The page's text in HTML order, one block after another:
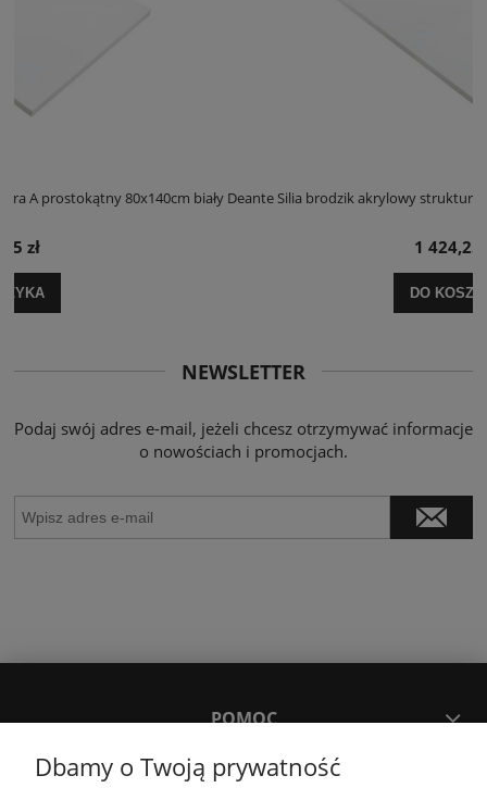
Deante Silia brodzik akrylowy struktura A prostokątny 100x120cm
NEWSLETTER
Podaj swój adres e-mail, jeżeli chcesz otrzymywać informacje
o nowościach i promocjach.
POMOC
Dbamy o Twoją prywatność